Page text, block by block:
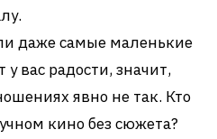
даже самые маленькие
вас радости, значит,
явно не так. Кто
кино без сюжета?